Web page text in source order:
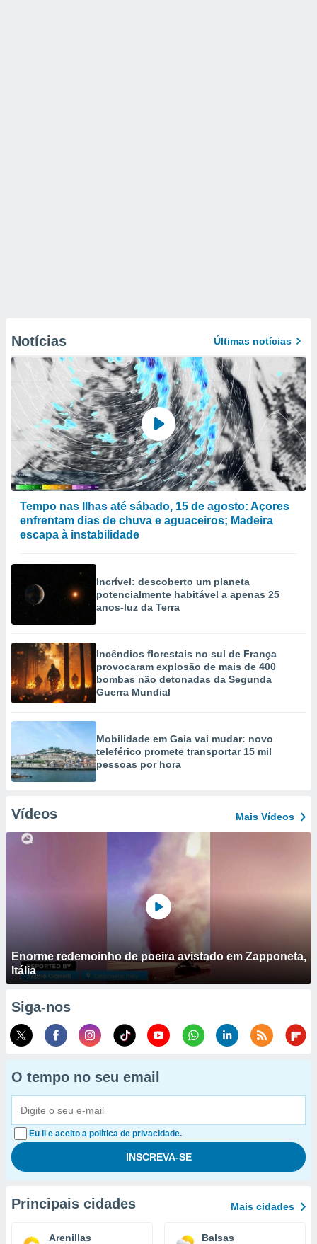
Notícias Últimas notícias
Tempo nas Ilhas até sábado, 15 de agosto: Açores
enfrentam dias de chuva e aguaceiros; Madeira
escapa à instabilidade
Incrível: descoberto um planeta
potencialmente habitável a apenas 25
anos-luz da Terra
Incêndios florestais no sul de França
provocaram explosão de mais de 400
bombas não detonadas da Segunda
Guerra Mundial
Mobilidade em Gaia vai mudar: novo
teleférico promete transportar 15 mil
pessoas por hora
Vídeos Mais Vídeos
Enorme redemoinho de poeira avistado em Zapponeta,
Itália
Siga-nos
O tempo no seu email
Eu li e aceito a política de privacidade.
Principais cidades Mais cidades
Arenillas Balsas